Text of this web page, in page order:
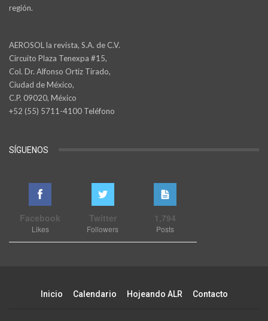
región.
AEROSOL la revista, S.A. de C.V.
Circuito Plaza Tenexpa #15,
Col. Dr. Alfonso Ortiz Tirado,
Ciudad de México,
C.P. 09020, México
+52 (55) 5711-4100 Teléfono
SÍGUENOS
Facebook
Likes
Twitter
Followers
1,794
Posts
Inicio Calendario Hojeando ALR Contacto